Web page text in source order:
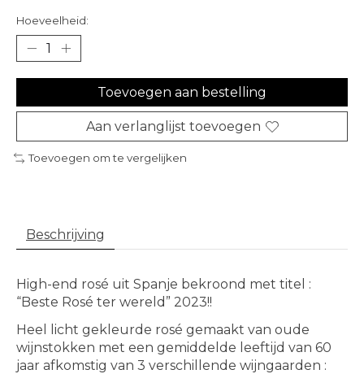
Hoeveelheid:
Toevoegen aan bestelling
Aan verlanglijst toevoegen
Toevoegen om te vergelijken
Beschrijving
High-end rosé uit Spanje bekroond met titel :
“Beste Rosé ter wereld” 2023!!
Heel licht gekleurde rosé gemaakt van oude
wijnstokken met een gemiddelde leeftijd van 60
jaar afkomstig van 3 verschillende wijngaarden :